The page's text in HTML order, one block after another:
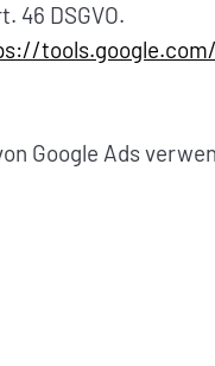
46 DSGVO.
Google Ads